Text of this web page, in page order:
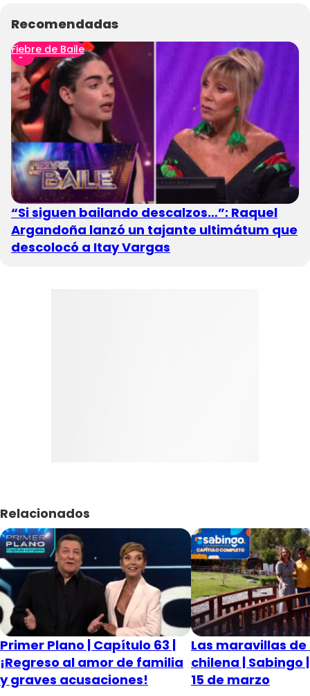
Recomendadas
Fiebre de Baile
“Si siguen bailando descalzos…”: Raquel
Argandoña lanzó un tajante ultimátum que
descolocó a Itay Vargas
Relacionados
Primer Plano | Capítulo 63 |
¡Regreso al amor de familia
y graves acusaciones!
Las maravillas
chilena | Sabingo
15 de marzo